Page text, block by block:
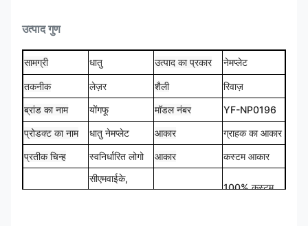
उत्पाद गुण
सामग्री धातु उत्पाद का प्रकार नेमप्लेट
तकनीक लेज़र शैली
रिवाज़
ब्रांड का नाम
योंगफू मॉडल नंबर
YF-NP0196
प्रोडक्ट का नाम
धातु नेमप्लेट आकार
ग्राहक का आकार
प्रतीक चिन्ह
स्वनिर्धारित लोगो आकार कस्टम आकार
सीएमवाईके,
100% कस्टम